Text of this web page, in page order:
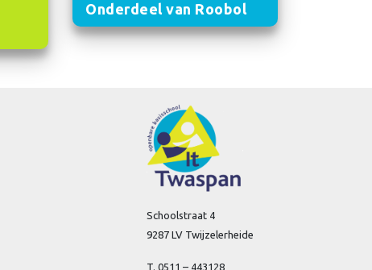
Onderdeel van Roobol
Schoolstraat 4
9287 LV Twijzelerheide
T. 0511 – 443128